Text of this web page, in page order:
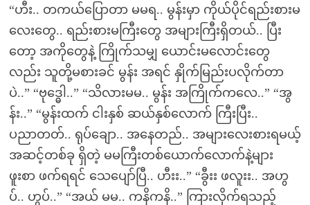
“ဟီး.. တကယ်ပြောတာ မမရ.. မွန်းမှာ ကိုယ်ပိုင်ရည်းစားမ
လေးတွေ.. ရည်းစားမကြီးတွေ အများကြီးရှိတယ်.. ပြီး
တော့ အကိုတွေနဲ့ ကြိုက်သမျှ ယောင်းမလောင်းတွေ
လည်း သူတို့မစားခင် မွန်း အရင် နှိုက်မြည်းပလိုက်တာ
ပဲ..” “ဗုဒ္ဓေါ..” “သိလားမမ.. မွန်း အကြိုက်ကလေ..” “အွ
န်း..” “မွန်းထက် ငါးနှစ် ဆယ်နှစ်လောက် ကြီးပြီး..
ပညာတတ်.. ရုပ်ချော.. အနေတည်.. အများလေးစားရမယ့်
အဆင့်တစ်ခု ရှိတဲ့ မမကြီးတစ်ယောက်လောက်နဲ့များ
ဖူးစာ ဖက်ရရင် သေပျော်ပြီ.. ဟီးး..” “ခွီးး ဖလူးး.. အဟွ
ပ်.. ဟွပ်..” “အယ် မမ.. ကနိကနိ..” ကြားလိုက်ရသည့်